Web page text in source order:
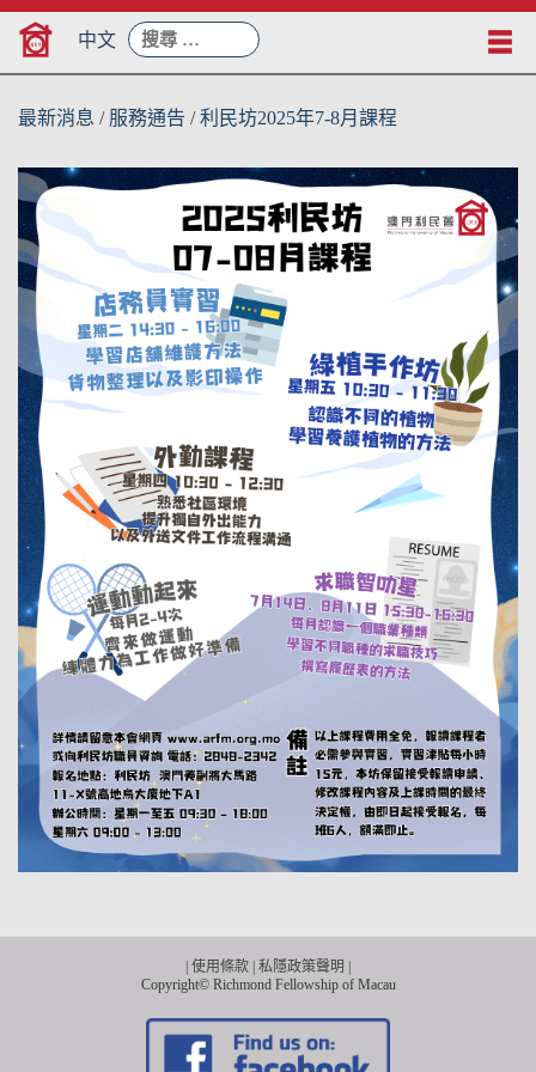
Skip
中文 搜
尋：
最新消息 / 服務通告 /利民坊2025年7-8月課程
| 使用條款 | 私隱政策聲明 |
Copyright© Richmond Fellowship of Macau